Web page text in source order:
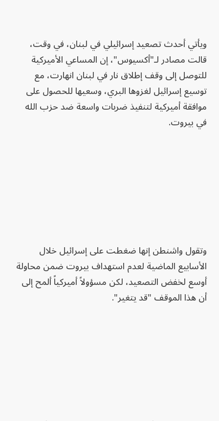
ويأتي أحدث تصعيد إسرائيلي في لبنان، في وقت،
قالت مصادر لـ"أكسيوس"، إن المساعي الأميركية
للتوصل إلى وقف إطلاق نار في لبنان انهارت، مع
توسيع إسرائيل لغزوها البري، وسعيها للحصول على
موافقة أميركية لتنفيذ ضربات واسعة ضد حزب الله
في بيروت.
وتقول واشنطن إنها ضغطت على إسرائيل خلال
الأسابيع الماضية لعدم استهداف بيروت ضمن محاولة
أوسع لخفض التصعيد، لكن مسؤولاً أميركياً ألمح إلى
أن هذا الموقف "قد يتغير".